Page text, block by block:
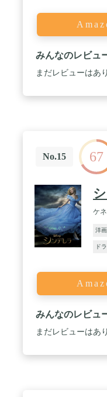
みんなのレビュ
まだレビューはあ
No.15 67
ケ
洋
ド
みんなのレビュ
まだレビューはあ